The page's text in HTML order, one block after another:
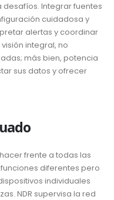
desafíos. Integrar fuentes
cuidadosa y
alertas y coordinar
integral, no
más bien, potencia
sus datos y ofrecer
frente a todas las
funciones diferentes pero
individuales
NDR supervisa la red